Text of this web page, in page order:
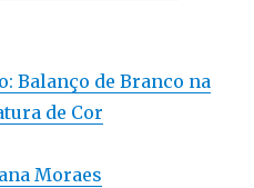
Balanço de Branco na
de Cor
Moraes